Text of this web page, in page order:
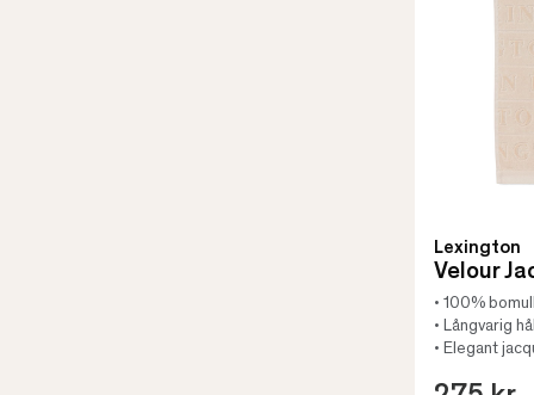
Lexington
Velour
• 100% bomull
• Långvarig
• Elegant